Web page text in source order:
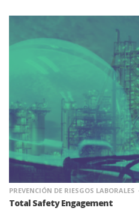
PREVENCIÓN DE RIESGOS LABORALES
Total Safety Engagement